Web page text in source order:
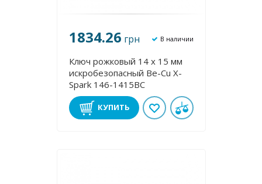
1834.26 грн В наличии
Ключ рожковый 14 х 15 мм
искробезопасный Be-Cu X-
Spark 146-1415BC
КУПИТЬ